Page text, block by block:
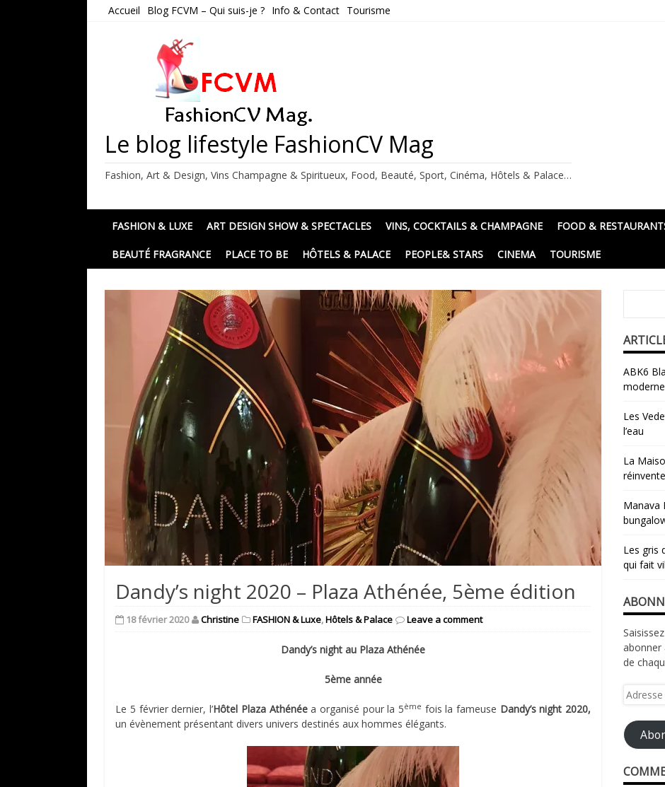
Accueil Blog FCVM – Qui suis-je ? Info & Contact Tourisme
Le blog lifestyle FashionCV Mag
Fashion, Art & Design, Vins Champagne & Spiritueux, Food, Beauté, Sport, Cinéma, Hôtels & Palace…
FASHION & LUXE ART DESIGN SHOW & SPECTACLES VINS, COCKTAILS & CHAMPAGNE FOOD &
BEAUTÉ FRAGRANCE PLACE TO BE HÔTELS & PALACE PEOPLE& STARS CINEMA TOURISME
Dandy’s night 2020 – Plaza Athénée, 5ème édition
18 février 2020 Christine FASHION & Luxe,Hôtels & Palace Leave a comment
Dandy’s night au Plaza Athénée
5ème année
Le 5 février dernier, l’Hôtel Plaza Athénéea organisé pour la 5ème fois la fameuse Dandy’s night 2020,
un évènement présentant divers univers destinés aux hommes élégants.
ABK6
Les
l’eau
La
Manava
Les gris
qui fait
abonner
de
Adresse
mail